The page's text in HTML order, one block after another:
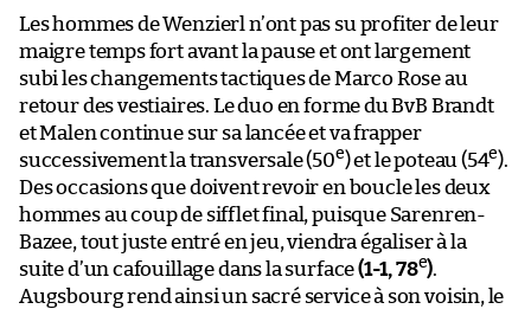
Les hommes de Wenzierl n’ont pas su profiter de leur
maigre temps fort avant la pause et ont largement
subi les changements tactiques de Marco Rose au
retour des vestiaires. Le duo en forme du BvB Brandt
et Malen continue sur sa lancée et va frapper
successivement la transversale (50e) et le poteau (54e).
Des occasions que doivent revoir en boucle les deux
hommes au coup de sifflet final, puisque Sarenren-
Bazee, tout juste entré en jeu, viendra égaliser à la
suite d’un cafouillage dans la surface(1-1, 78e).
Augsbourg rend ainsi un sacré service à son voisin, le